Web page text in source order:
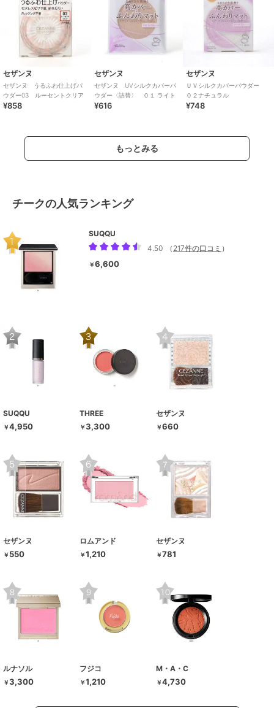
セザンヌ
セザンヌ うるふわ仕上げパ
ウダー03 ルーセントクリア
¥858
セザンヌ
セザンヌ UVシルクカバーパ
ウダー〈詰替〉 ０１ ライト
¥616
セザンヌ
ＵＶシルクカバーパウダー
０２ナチュラル
¥748
もっとみる
チークの人気ランキング
SUQQU
4.50
（ 217件の口コミ ）
￥6,600
SUQQU
￥4,950
THREE
￥3,300
セザンヌ
￥660
セザンヌ
￥ 550
ロムアンド
￥1,210
セザンヌ
￥781
ルナソル
￥3,300
フジコ
￥1,210
M・A・C
￥4,730